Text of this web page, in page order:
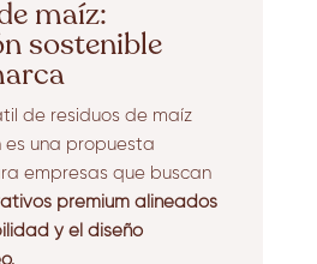
maíz:
sostenible
de residuos de maíz
es una propuesta
empresas que buscan
premium alineados
y el diseño